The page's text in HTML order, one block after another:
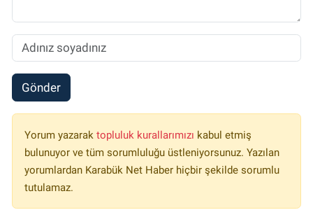
Gönder
Yorum yazarak topluluk kurallarımızı kabul etmiş
bulunuyor ve tüm sorumluluğu üstleniyorsunuz. Yazılan
yorumlardan Karabük Net Haber hiçbir şekilde sorumlu
tutulamaz.